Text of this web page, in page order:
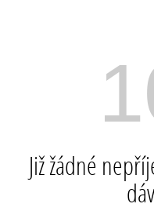
Již žádné